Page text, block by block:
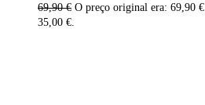
69,90€ O preço original era: 69,90 €.
35,00 €.